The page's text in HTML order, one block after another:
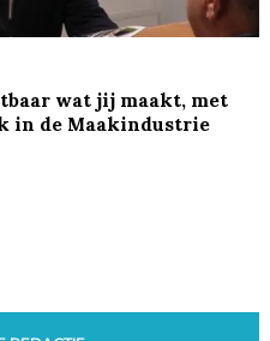
wat jij maakt, met
in de Maakindustrie